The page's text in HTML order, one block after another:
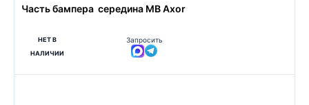
Часть бампера середина MB Axor
НЕТ В
НАЛИЧИИ
Запросить